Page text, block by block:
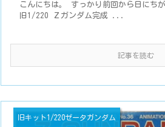
こんにちは。 すっかり前回から日にち
旧1/220 Ｚガンダム完成 ...
記事を読む
旧キット1/220ゼータガンダム